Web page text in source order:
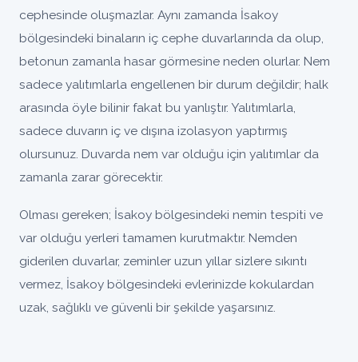
cephesinde oluşmazlar. Aynı zamanda İsakoy
bölgesindeki binaların iç cephe duvarlarında da olup,
betonun zamanla hasar görmesine neden olurlar. Nem
sadece yalıtımlarla engellenen bir durum değildir; halk
arasında öyle bilinir fakat bu yanlıştır. Yalıtımlarla,
sadece duvarın iç ve dışına izolasyon yaptırmış
olursunuz. Duvarda nem var olduğu için yalıtımlar da
zamanla zarar görecektir.
Olması gereken; İsakoy bölgesindeki nemin tespiti ve
var olduğu yerleri tamamen kurutmaktır. Nemden
giderilen duvarlar, zeminler uzun yıllar sizlere sıkıntı
vermez, İsakoy bölgesindeki evlerinizde kokulardan
uzak, sağlıklı ve güvenli bir şekilde yaşarsınız.